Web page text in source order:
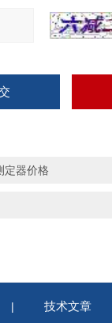
定器价格
| 技术文章